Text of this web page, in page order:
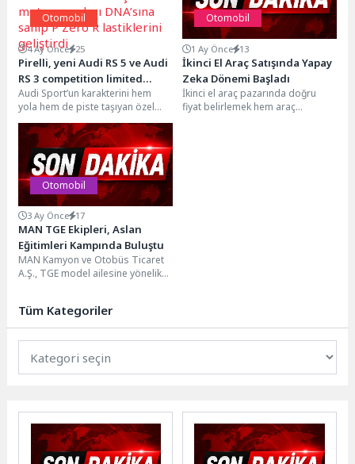
Otomobil
4 Ay Önce 25
Pirelli, yeni Audi RS 5 ve Audi
RS 3 competition limited
modelleri için motor sporları
DNA’sına sahip P Zero R
lastiklerini geliştirdi
Audi Sport’un karakterini hem
yola hem de piste taşıyan özel
hamur, Ingolstadt merkezli
markanın yeni...
Otomobil
1 Ay Önce 13
İkinci El Araç Satışında Yapay
Zeka Dönemi Başladı
İkinci el araç pazarında doğru
fiyat belirlemek hem araç
Otomobil
3 Ay Önce 17
MAN TGE Ekipleri, Aslan
Eğitimleri Kampında Buluştu
MAN Kamyon ve Otobüs Ticaret
A.Ş., TGE model ailesine yönelik
Tüm Kategoriler